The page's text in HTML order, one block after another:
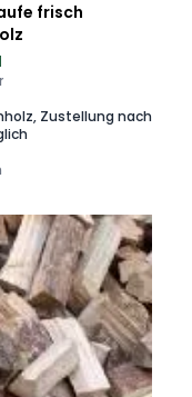
frisch
Zustellung nach